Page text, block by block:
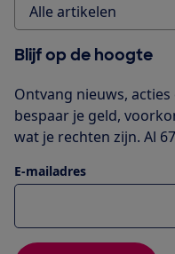
Alle artikelen
Blijf op de hoogte
Ontvang nieuws,
bespaar je geld,
wat je rechten zijn. Al
E-mailadres